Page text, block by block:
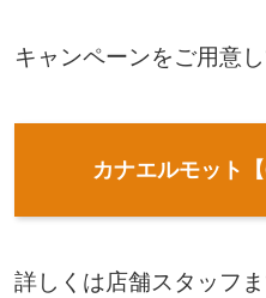
キャンペーンをご用意
カナエルモット
詳しくは店舗スタッフ